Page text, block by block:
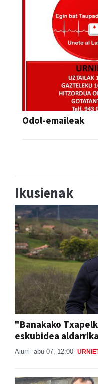
Odol-emaileak
Ikusienak
"Banakako
eskubidea
Aiurri abu 07, 12:00